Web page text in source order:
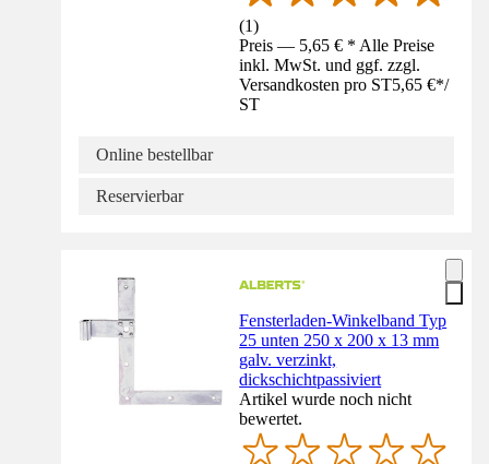
(1)
Preis — 5,65 € * Alle Preise
inkl. MwSt. und ggf. zzgl.
Versandkosten pro ST5,65 €*/
ST
Online bestellbar
Reservierbar
Fensterladen-Winkelband Typ
25 unten 250 x 200 x 13 mm
galv. verzinkt,
dickschichtpassiviert
Artikel wurde noch nicht
bewertet.